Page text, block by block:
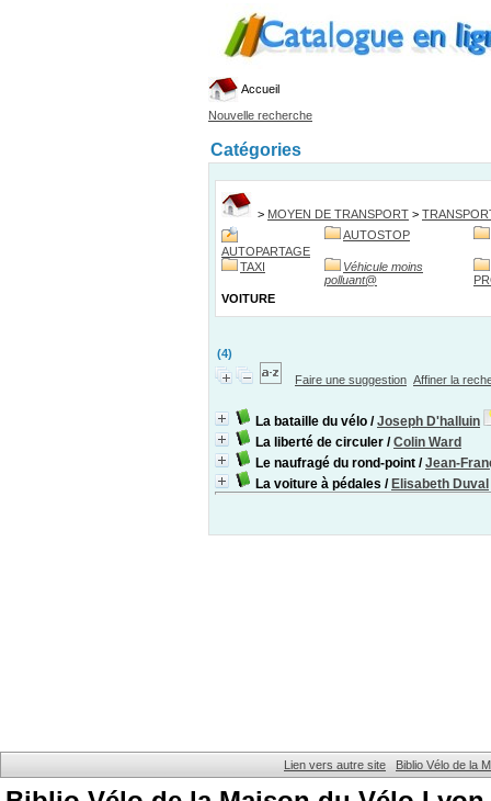
Accueil
Nouvelle recherche
Catégories
> MOYEN DE TRANSPORT >
AUTOPARTAGE
AUTOSTOP
TAXI
Véhicule moins
polluant@
VOITURE
(4)
Faire une suggestion Affiner la
La bataille du vélo /Joseph D'halluin
La liberté de circuler /Colin Ward
Le naufragé du rond-point /Jean-
La voiture à pédales / Elisabeth Duval
Lien vers autre site Biblio Vélo de la